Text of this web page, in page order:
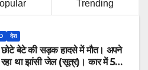
Trending
देश
बेटे की सड़क हादसे में मौत। अपने
था झांसी जेल (सूत्र)। कार में 5